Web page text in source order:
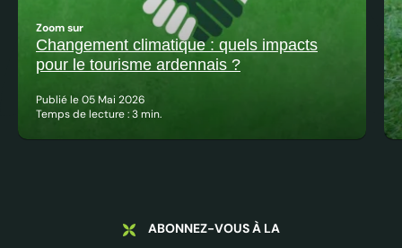
Changement climatique : quels impacts
pour le tourisme ardennais ?
Zoom sur
Publié le 05 Mai 2026
Temps de lecture : 3 min.
ABONNEZ-VOUS À LA